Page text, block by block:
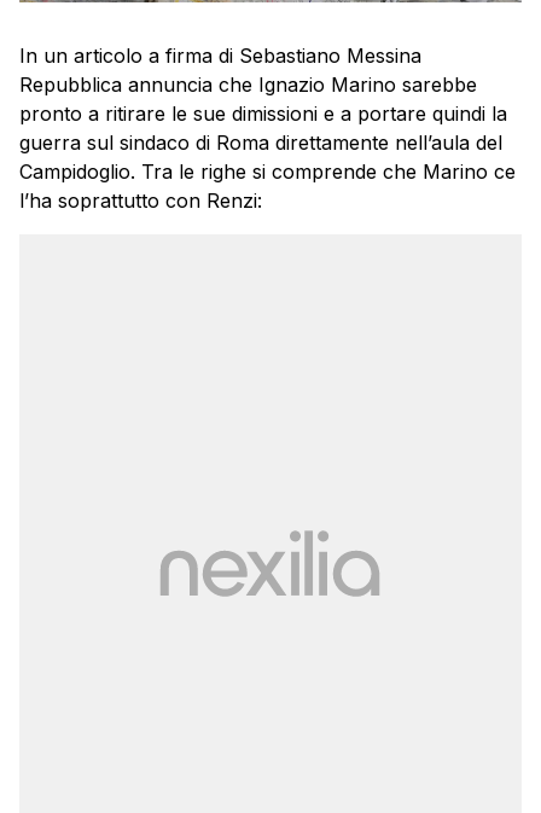
In un articolo a firma di Sebastiano Messina
Repubblica annuncia che Ignazio Marino sarebbe
pronto a ritirare le sue dimissioni e a portare quindi la
guerra sul sindaco di Roma direttamente nell’aula del
Campidoglio. Tra le righe si comprende che Marino ce
l’ha soprattutto con Renzi: